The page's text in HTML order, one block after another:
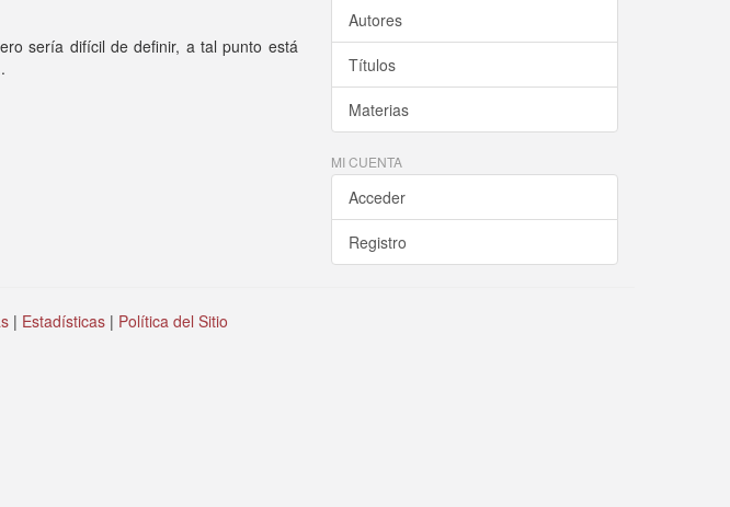
sería difícil de definir, a tal punto está
Autores
Títulos
Materias
MI CUENTA
Acceder
Registro
| Estadísticas| Política del Sitio